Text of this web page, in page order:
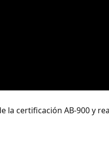
la certificación AB-900 y